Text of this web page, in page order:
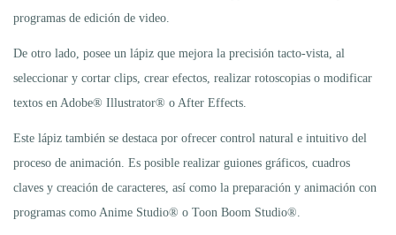
programas de edición de video.
De otro lado, posee un lápiz que mejora la precisión tacto-vista, al
seleccionar y cortar clips, crear efectos, realizar rotoscopias o modificar
textos en Adobe® Illustrator® o After Effects.
Este lápiz también se destaca por ofrecer control natural e intuitivo del
proceso de animación. Es posible realizar guiones gráficos, cuadros
claves y creación de caracteres, así como la preparación y animación con
programas como Anime Studio® o Toon Boom Studio®.